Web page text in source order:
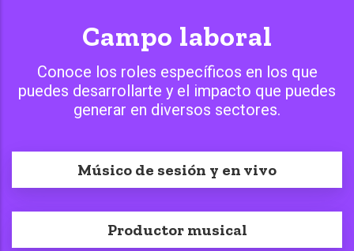
Campo laboral
Conoce los roles específicos en los que
puedes desarrollarte y el impacto que puedes
generar en diversos sectores.
Músico de sesión y en vivo
Productor musical